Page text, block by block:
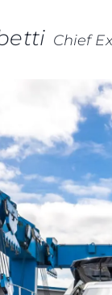
Chief